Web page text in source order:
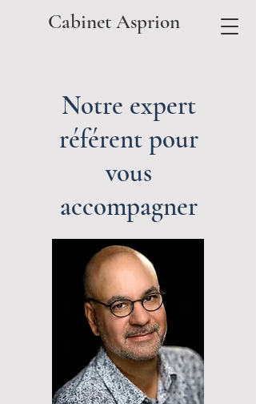
Cabinet Asprion
Notre expert
référent pour
vous
accompagner